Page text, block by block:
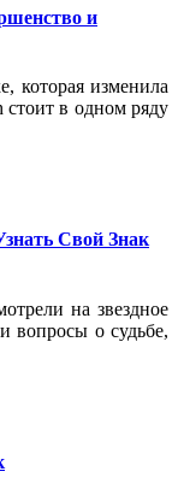
и
которая изменила
стоит в одном ряду
Свой Знак
на звездное
вопросы о судьбе,